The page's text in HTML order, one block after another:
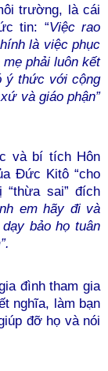
trường, là cái
tin: “Việc rao
là việc phục
phải luôn kết
ý thức với cộng
và giáo phận”
và bí tích Hôn
Đức Kitô “cho
“thừa sai” đích
em hãy đi và
bảo họ tuân
đình tham gia
nghĩa, làm bạn
đỡ họ và nói